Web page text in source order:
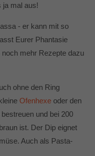
ja mal aus!
- er kann mit so
Eurer Phantasie
mehr Rezepte dazu
ohne den Ring
Ofenhexe oder den
und bei 200
ist. Der Dip eignet
Auch als Pasta-